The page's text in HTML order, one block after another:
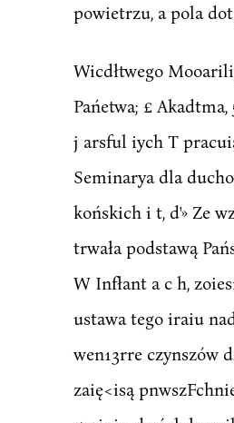
powietrzu, a pola
Wicdłtwego
Pańetwa; £
j arsful iych T
Seminarya dla
końskich i t, d'» Ze
trwała podstawą
W Infłant a c h,
ustawa tego iraiu
wen13rre czynszów
zaię<isą